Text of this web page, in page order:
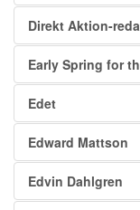
Direkt Aktion-
Early Spring for
Edet
Edward Mattson
Edvin Dahlgren